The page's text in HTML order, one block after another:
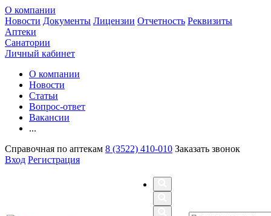
О компании
Новости Документы Лицензии Отчетность Реквизиты
Аптеки
Санатории
Личный кабинет
О компании
Новости
Статьи
Вопрос-ответ
Вакансии
...
Справочная по аптекам 8 (3522) 410-010 Заказать звонок
Вход Регистрация